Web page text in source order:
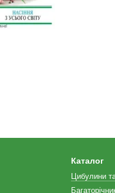
Каталог
Цибулини